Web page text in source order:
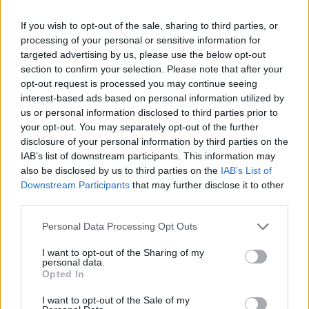
If you wish to opt-out of the sale, sharing to third parties, or
processing of your personal or sensitive information for
targeted advertising by us, please use the below opt-out
section to confirm your selection. Please note that after your
opt-out request is processed you may continue seeing
interest-based ads based on personal information utilized by
us or personal information disclosed to third parties prior to
your opt-out. You may separately opt-out of the further
disclosure of your personal information by third parties on the
IAB’s list of downstream participants. This information may
also be disclosed by us to third parties on the IAB’s List of
Downstream Participants that may further disclose it to other
Personal Data Processing Opt Outs
I want to opt-out of the Sharing of my
personal data.
Opted In
I want to opt-out of the Sale of my
Metlen: Ρεκόρ EBITDA στο α' εξάμηνο, στα 550 εκατ. ευρώ – Καθαρά
κέρδη 313 εκατ. ευρώ
Χρηματοδότηση 8 εκατ. ευρώ
σε 843 μέσα ενημέρωσης-
Ξεκίνησε το πενταετές
πρόγραμμα ενίσχυσης του
Τύπου
Media: Με ενίσχυση 8 εκατ.
ευρώ σε 451 επιχειρήσεις
ξεκίνησε το πρόγραμμα
στήριξης- Κάλυψη εισφορών
ΕΔΟΕΑΠ
Πρόεδρος ο Γαληνός Γιαγλής
Νέο Audi A2 e-tron με στόχο
αποδοτικότητας